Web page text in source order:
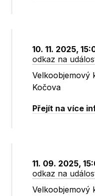
10. 11. 2025,
odkaz na
Velkoobjemový
Kočova
Přejít na více
11. 09. 2025,
odkaz na
Velkoobjemový